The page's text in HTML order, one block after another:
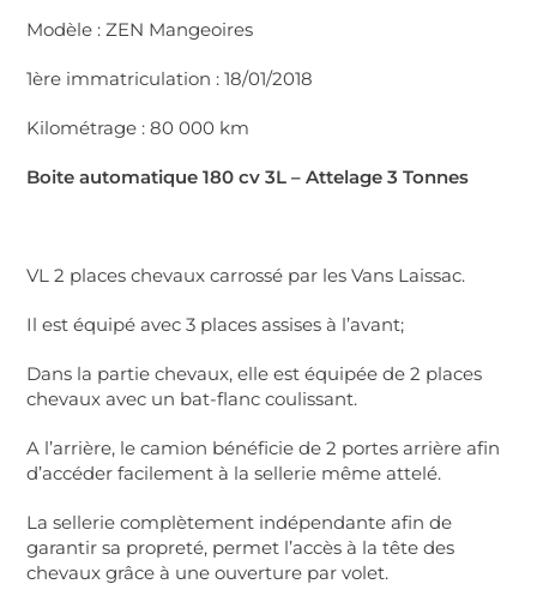
Modèle : ZEN Mangeoires
1ère immatriculation : 18/01/2018
Kilométrage : 80 000 km
Boite automatique 180 cv 3L – Attelage 3 Tonnes
VL 2 places chevaux carrossé par les Vans Laissac.
Il est équipé avec 3 places assises à l’avant;
Dans la partie chevaux, elle est équipée de 2 places
chevaux avec un bat-flanc coulissant.
A l’arrière, le camion bénéficie de 2 portes arrière afin
d’accéder facilement à la sellerie même attelé.
La sellerie complètement indépendante afin de
garantir sa propreté, permet l’accès à la tête des
chevaux grâce à une ouverture par volet.